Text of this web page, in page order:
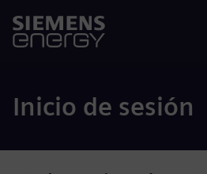
Inicio de sesión